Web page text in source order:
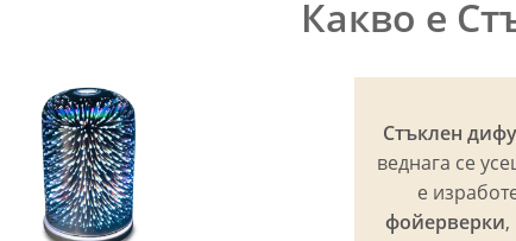
Какво е
Стъклен
веднага се
е
фойерверки